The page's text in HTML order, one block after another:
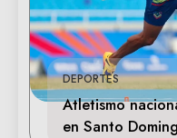
DEPORTES
Atletismo
en Santo